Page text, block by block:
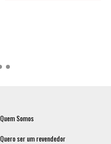
Quem Somos
Quero ser um revendedor